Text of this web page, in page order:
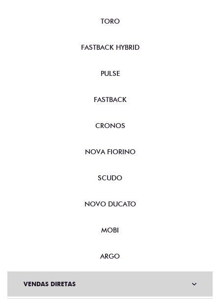
TORO
FASTBACK HYBRID
PULSE
FASTBACK
CRONOS
NOVA FIORINO
SCUDO
NOVO DUCATO
MOBI
ARGO
VENDAS DIRETAS